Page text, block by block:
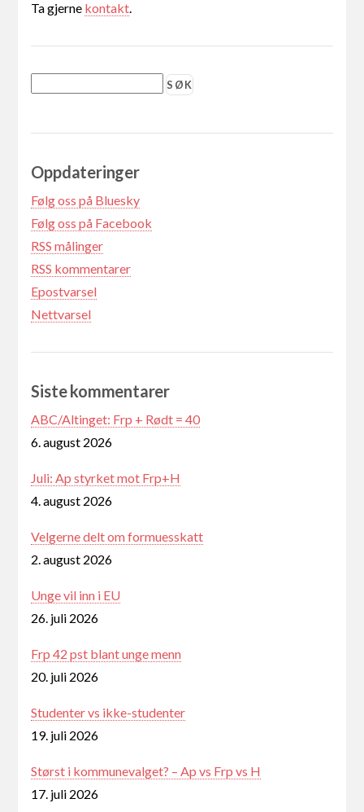
Ta gjerne kontakt.
Oppdateringer
Følg oss på Bluesky
Følg oss på Facebook
RSS målinger
RSS kommentarer
Epostvarsel
Nettvarsel
Siste kommentarer
ABC/Altinget: Frp + Rødt = 40
6. august 2026
Juli: Ap styrket mot Frp+H
4. august 2026
Velgerne delt om formuesskatt
2. august 2026
Unge vil inn i EU
26. juli 2026
Frp 42 pst blant unge menn
20. juli 2026
Studenter vs ikke-studenter
19. juli 2026
Størst i kommunevalget? – Ap vs Frp vs H
17. juli 2026